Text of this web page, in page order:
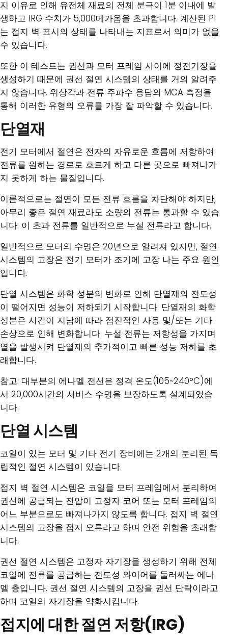
지 이유로 인해 유전체 재료의 전체 분극이 1분 이내에 발
생하고 IRG 수치가 5,000메가옴을 초과합니다. 계산된 PI
는 접지 벽 표시의 상태를 나타내는 지표로서 의미가 없을
수 있습니다.
또한 이 테스트는 권선과 모터 프레임 사이에 정전기장을
생성하기 때문에 권선 절연 시스템의 상태를 거의 알려주
지 않습니다. 위상각과 전류 주파수 응답의 MCA 측정을
통해 이러한 유형의 오류를 가장 잘 파악할 수 있습니다.
단열재
전기 모터에서 절연은 전자의 자유로운 흐름에 저항하여
전류를 원하는 경로로 흐르게 하고 다른 곳으로 빠져나가
지 못하게 하는 물질입니다.
이론적으로는 절연이 모든 전류 흐름을 차단해야 하지만,
아무리 좋은 절연 재료라도 소량의 전류는 통과할 수 있습
니다. 이 초과 전류를 일반적으로 누설 전류라고 합니다.
일반적으로 모터의 수명은 20년으로 알려져 있지만, 절연
시스템의 고장은 전기 모터가 조기에 고장 나는 주요 원인
입니다.
단열 시스템은 화학 성분의 변화로 인해 단열재의 전도성
이 떨어지면 성능이 저하되기 시작합니다. 단열재의 화학
성분은 시간이 지남에 따라 점진적인 사용 및/또는 기타
손상으로 인해 변화합니다. 누설 전류는 저항성을 가지며
열을 발생시켜 단열재의 추가적이고 빠른 성능 저하를 초
래합니다.
참고: 대부분의 에나멜 전선은 정격 온도(105~240°C)에
서 20,000시간의 서비스 수명을 보장하도록 설계되었습
니다.
단열 시스템
코일이 있는 모터 및 기타 전기 장비에는 2개의 분리된 독
립적인 절연 시스템이 있습니다.
접지 벽 절연 시스템은 코일을 모터 프레임에서 분리하여
권선에 공급되는 전압이 고정자 코어 또는 모터 프레임의
어느 부분으로도 빠져나가지 않도록 합니다. 접지 벽 절연
시스템의 고장을 접지 오류라고 하며 안전 위험을 초래합
니다.
권선 절연 시스템은 고정자 자기장을 생성하기 위해 전체
코일에 전류를 공급하는 전도성 와이어를 둘러싸는 에나
멜 층입니다. 권선 절연 시스템의 고장을 권선 단락이라고
하며 코일의 자기장을 약화시킵니다.
접지에 대한 절연 저항(IRG)